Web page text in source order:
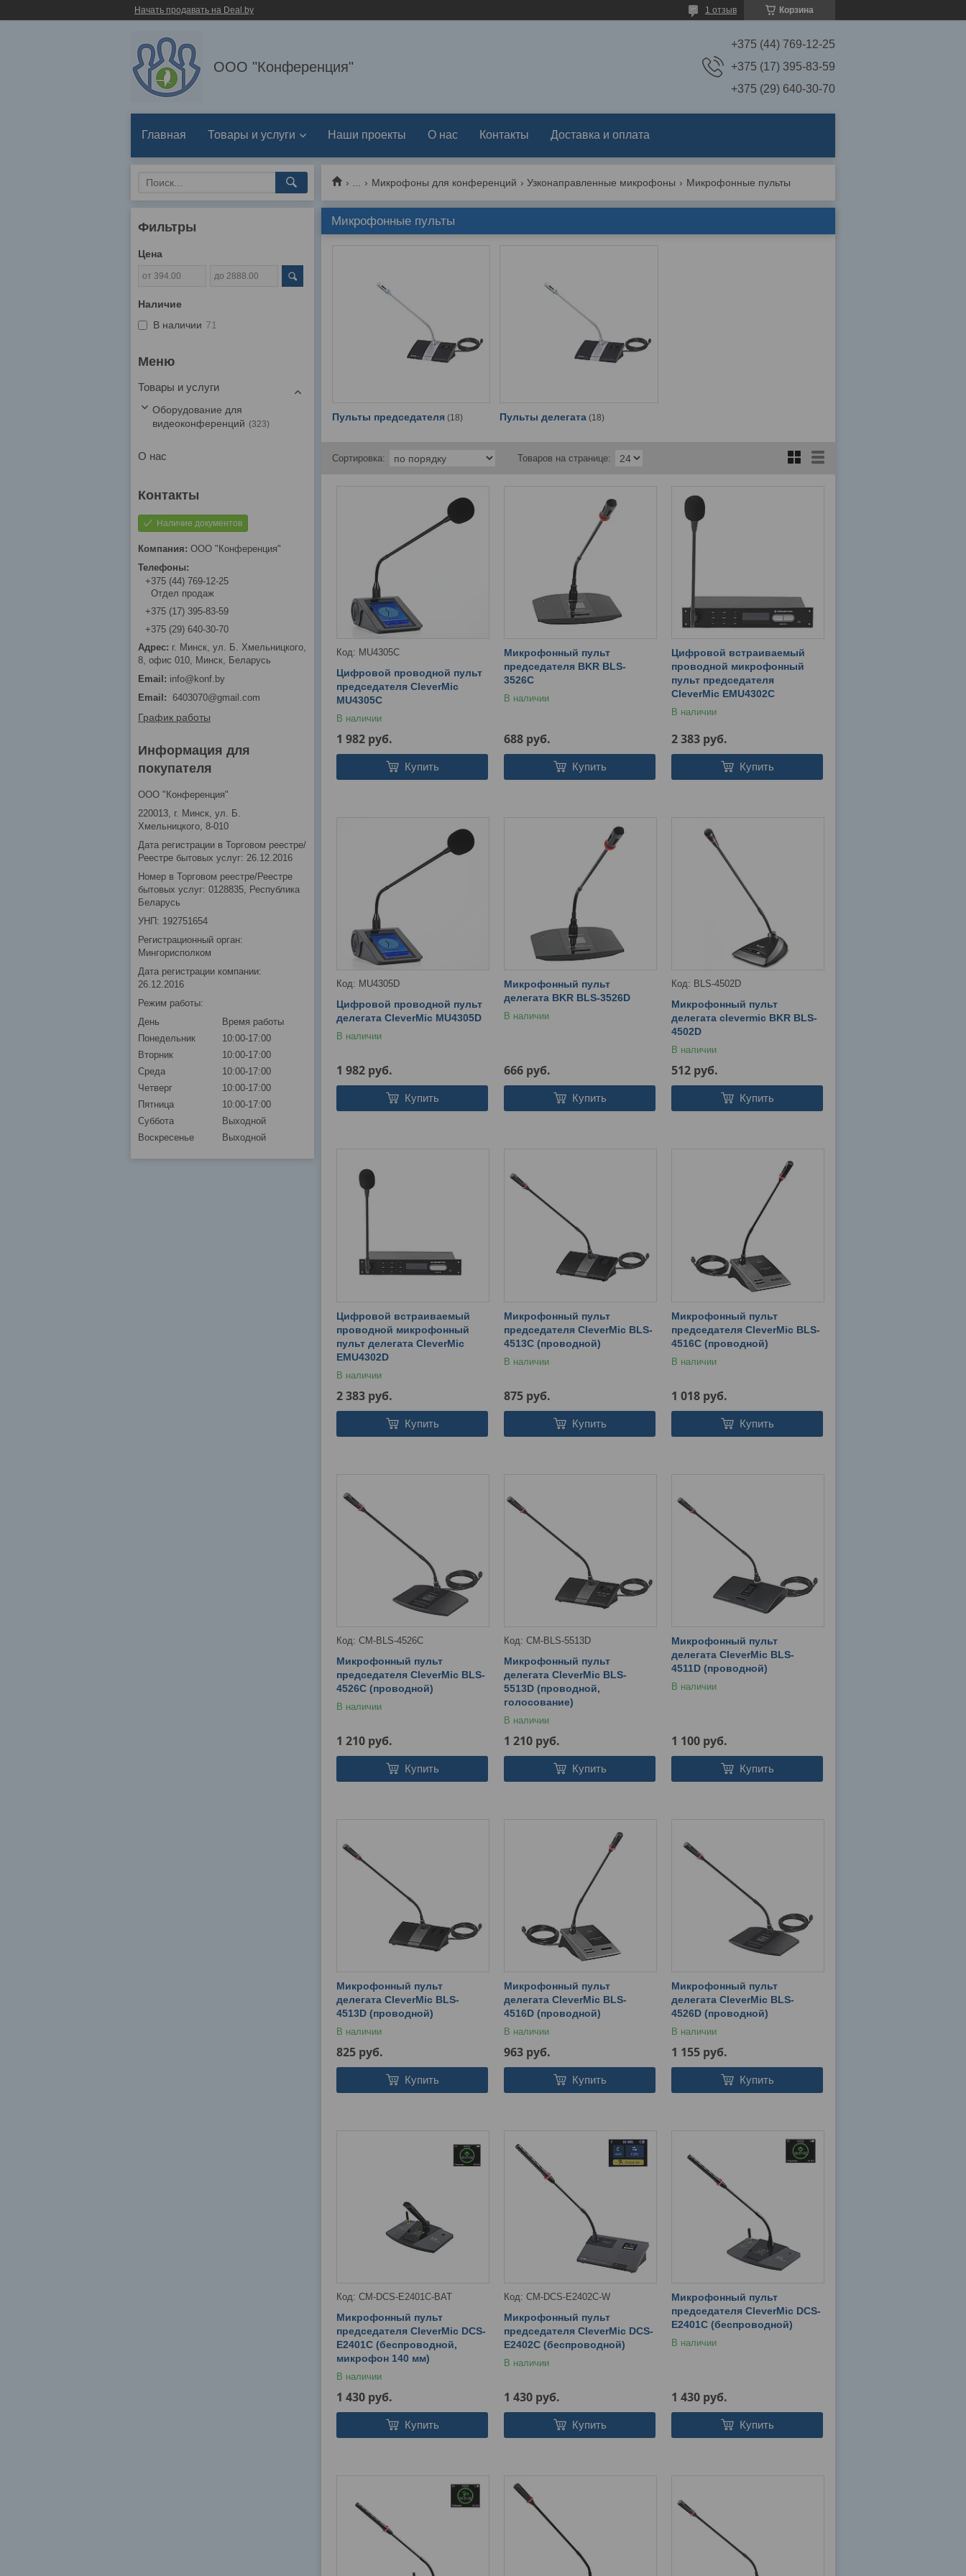
Начать продавать на Deal.by Корзина
1 отзыв
ООО "Конференция"
+375 (44) 769-12-25
+375 (17) 395-83-59
+375 (29) 640-30-70
Главная Товары и услуги Наши проекты О нас Контакты Доставка и оплата
Микрофоны для конференций Узконаправленные микрофоны Микрофонные пульты
Микрофонные пульты
Пульты председателя 18 Пульты делегата 18
MU4305C
Цифровой проводной пульт
председателя CleverMic
MU4305C
В наличии
1 982 руб.
Купить
Микрофонный пульт
председателя BKR BLS-
3526C
В наличии
688 руб.
Купить
Цифровой встраиваемый
проводной микрофонный
пульт председателя
CleverMic EMU4302C
В наличии
2 383 руб.
Купить
MU4305D
Цифровой проводной пульт
делегата CleverMic MU4305D
В наличии
1 982 руб.
Купить
Микрофонный пульт
делегата BKR BLS-3526D
В наличии
666 руб.
Купить
BLS-4502D
Микрофонный пульт
делегата clevermic BKR BLS-
4502D
В наличии
512 руб.
Купить
Цифровой встраиваемый
проводной микрофонный
пульт делегата CleverMic
EMU4302D
В наличии
2 383 руб.
Купить
Микрофонный пульт
председателя CleverMic BLS-
4513C (проводной)
В наличии
875 руб.
Купить
Микрофонный пульт
председателя CleverMic BLS-
4516C (проводной)
В наличии
1 018 руб.
Купить
CM-BLS-4526C
Микрофонный пульт
председателя CleverMic BLS-
4526C (проводной)
В наличии
1 210 руб.
Купить
CM-BLS-5513D
Микрофонный пульт
делегата CleverMic BLS-
5513D (проводной,
голосование)
В наличии
1 210 руб.
Купить
Микрофонный пульт
делегата CleverMic BLS-
4511D (проводной)
В наличии
1 100 руб.
Купить
Микрофонный пульт
делегата CleverMic BLS-
4513D (проводной)
В наличии
825 руб.
Купить
Микрофонный пульт
делегата CleverMic BLS-
4516D (проводной)
В наличии
963 руб.
Купить
Микрофонный пульт
делегата CleverMic BLS-
4526D (проводной)
В наличии
1 155 руб.
Купить
CM-DCS-E2401C-BAT
Микрофонный пульт
председателя CleverMic DCS-
E2401C (беспроводной,
микрофон 140 мм)
В наличии
1 430 руб.
Купить
CM-DCS-E2402C-W
Микрофонный пульт
председателя CleverMic DCS-
E2402C (беспроводной)
В наличии
1 430 руб.
Купить
Микрофонный пульт
председателя CleverMic DCS-
E2401C (беспроводной)
В наличии
1 430 руб.
Купить
Фильтры
Цена
Наличие
В наличии 71
Товары и услуги
Оборудование для
видеоконференций
323
О нас
Наличие документов
ООО "Конференция"
+375 (44) 769-12-25
Отдел продаж
+375 (17) 395-83-59
+375 (29) 640-30-70
г. Минск, ул. Б. Хмельницкого,
8, офис 010, Минск, Беларусь
info@konf.by
Email
6403070@gmail.com
График работы
Информация для
покупателя
ООО "Конференция"
220013, г. Минск, ул. Б.
Хмельницкого, 8-010
Дата регистрации в Торговом реестре/
Реестре бытовых услуг: 26.12.2016
Номер в Торговом реестре/Реестре
бытовых услуг: 0128835, Республика
Беларусь
УНП: 192751654
Регистрационный орган:
Мингорисполком
Дата регистрации компании:
26.12.2016
Режим работы:
День
Время работы
Понедельник
10:00-17:00
Вторник
10:00-17:00
Среда
10:00-17:00
Четверг
10:00-17:00
Пятница
10:00-17:00
Суббота
Выходной
Воскресенье
Выходной